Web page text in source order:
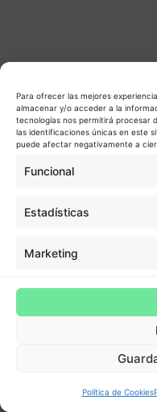
Para ofrecer las mejores
almacenar y/o acceder a la
tecnologías nos permitirá procesar
las identificaciones únicas en este
puede afectar negativamente a
Funcional
Estadísticas
Marketing
Política de Cookies